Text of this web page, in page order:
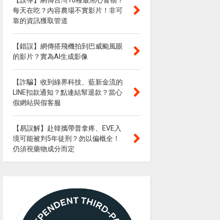
每天在吃？內容農場不實影片！非可
靠的資訊獲取管道
【錯誤】網傳搭飛機拍到巴威颱風眼
的影片？實為AI生成影像
【詐騙】收到綠界科技、藍新金流的
LINE扣款通知？點連結幫退款？當心
假網站與假客服
【易誤解】赴韓攜帶普拿疼、EVE入
境可能被判5年徒刑？勿以偏概全！
仍須視藥物成分而定